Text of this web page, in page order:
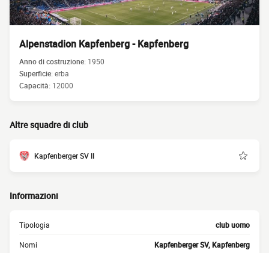
Alpenstadion Kapfenberg - Kapfenberg
Anno di costruzione: 1950
Superficie:erba
Capacità: 12000
Altre squadre di club
Kapfenberger SV II
Informazioni
Tipologia club uomo
Nomi Kapfenberger SV, Kapfenberg